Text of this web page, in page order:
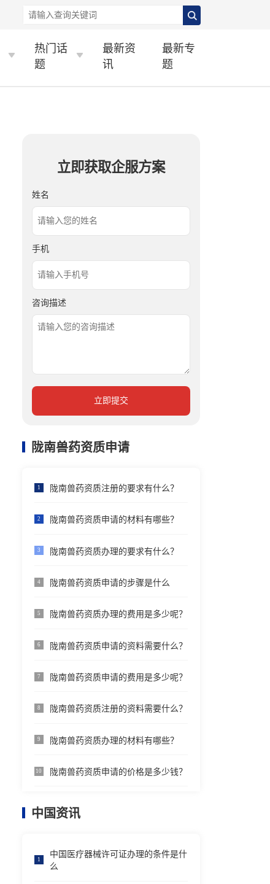
热门话
题
最新资
讯
最新专
题
立即获取企服方案
姓名
手机
咨询描述
立即提交
陇南兽药资质申请
1 陇南兽药资质注册的要求有什么？
2 陇南兽药资质申请的材料有哪些？
3 陇南兽药资质办理的要求有什么？
4 陇南兽药资质申请的步骤是什么
5 陇南兽药资质办理的费用是多少呢？
6 陇南兽药资质申请的资料需要什么？
7 陇南兽药资质申请的费用是多少呢？
8 陇南兽药资质注册的资料需要什么？
9 陇南兽药资质办理的材料有哪些？
10 陇南兽药资质申请的价格是多少钱？
中国资讯
1
中国医疗器械许可证办理的条件是什
么